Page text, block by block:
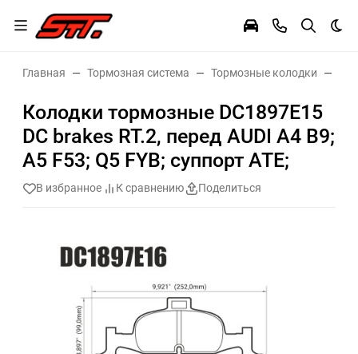
Главная Тормозная система Тормозные колодки
Колодки тормозные DC1897E15
DC brakes RT.2, перед AUDI A4 B9;
A5 F53; Q5 FYB; суппорт ATE;
В избранное К сравнению Поделиться